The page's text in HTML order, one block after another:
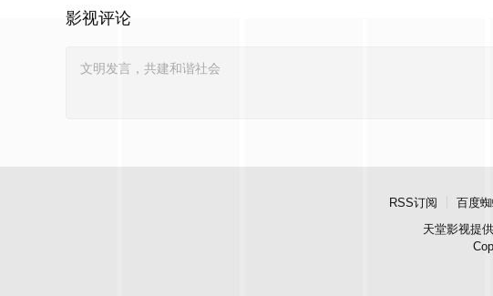
影视评论
RSS订阅 百度
天堂影视提